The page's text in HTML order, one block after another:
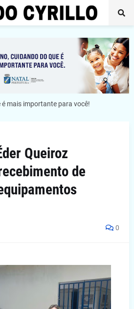
mais importante para você!
Queiroz
de
0